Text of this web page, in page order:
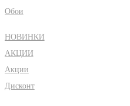
Обои
НОВИНКИ
АКЦИИ
Акции
Дисконт